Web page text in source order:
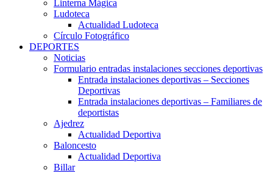
Linterna Mágica
Ludoteca
Actualidad Ludoteca
Círculo Fotográfico
DEPORTES
Noticias
Formulario entradas instalaciones secciones deportivas
Entrada instalaciones deportivas – Secciones
Deportivas
Entrada instalaciones deportivas – Familiares de
deportistas
Ajedrez
Actualidad Deportiva
Baloncesto
Actualidad Deportiva
Billar